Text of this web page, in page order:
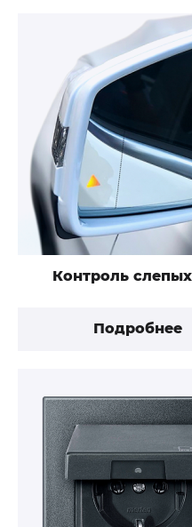
Контроль
Подробнее